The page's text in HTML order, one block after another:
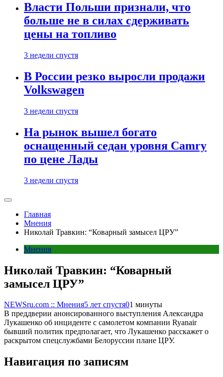
Власти Польши признали, что
больше не в силах сдерживать
цены на топливо
3 недели спустя
В России резко выросли продажи
Volkswagen
3 недели спустя
На рынок вышел богато
оснащенный седан уровня Camry
по цене Лады
3 недели спустя
Главная
Мнения
Николай Травкин: “Коварный замысел ЦРУ”
Мнения
Николай Травкин: “Коварный
замысел ЦРУ”
NEWSru.com :: Мнения5 лет спустя01 минуты
В преддверии анонсированного выступления Александра
Лукашенко об инциденте с самолетом компании Ryanair
бывший политик предполагает, что Лукашенко расскажет о
раскрытом спецслужбами Белоруссии плане ЦРУ.
Навигация по записям